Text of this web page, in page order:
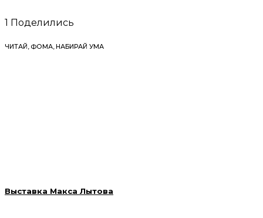
1 Поделились
ЧИТАЙ, ФОМА, НАБИРАЙ УМА
Выставка Макса Лытова